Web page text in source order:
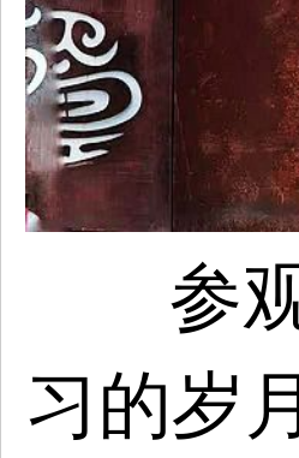
参
习的岁